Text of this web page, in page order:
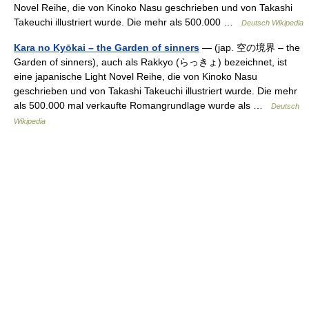
Novel Reihe, die von Kinoko Nasu geschrieben und von Takashi
Takeuchi illustriert wurde. Die mehr als 500.000 …
Deutsch Wikipedia
Kara no Kyōkai – the Garden of sinners — (jap. 空の境界 – the
Garden of sinners), auch als Rakkyo (らっきょ) bezeichnet, ist
eine japanische Light Novel Reihe, die von Kinoko Nasu
geschrieben und von Takashi Takeuchi illustriert wurde. Die mehr
als 500.000 mal verkaufte Romangrundlage wurde als …
Deutsch
Wikipedia